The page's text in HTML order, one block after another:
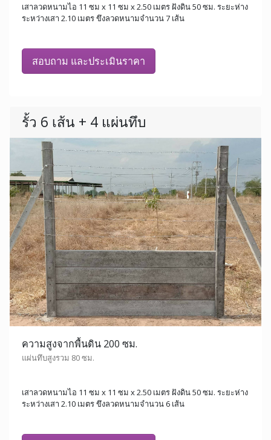
เสาลวดหนามไอ 11 ซม x 11 ซม x 2.50 เมตร ฝังดิน 50 ซม. ระยะห่าง
ระหว่างเสา 2.10 เมตร ขึงลวดหนามจำนวน 7 เส้น
สอบถาม และประเมินราคา
รั้ว 6 เส้น + 4 แผ่นทึบ
ความสูงจากพื้นดิน 200 ซม.
แผ่นทึบสูงรวม 80 ซม.
เสาลวดหนามไอ 11 ซม x 11 ซม x 2.50 เมตร ฝังดิน 50 ซม. ระยะห่าง
ระหว่างเสา 2.10 เมตร ขึงลวดหนามจำนวน 6 เส้น